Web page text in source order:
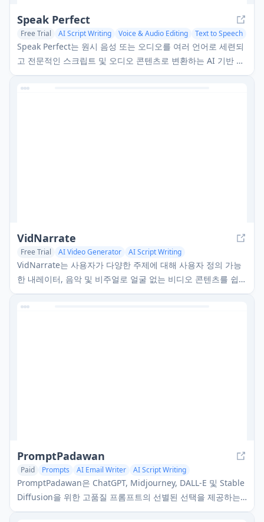
Speak Perfect
Free Trial AI Script Writing Voice & Audio Editing Text to Speech
Speak Perfect는 원시 음성 또는 오디오를 여러 언어로 세련되
고 전문적인 스크립트 및 오디오 콘텐츠로 변환하는 AI 기반 도
구입니다.
VidNarrate
Free Trial AI Video Generator
AI Script Writing
AI Music Generator
VidNarrate는 사용자가 다양한 주제에 대해 사용자 정의 가능
한 내레이터, 음악 및 비주얼로 얼굴 없는 비디오 콘텐츠를 쉽게
생성할 수 있는 AI 기반 플랫폼입니다.
PromptPadawan
Paid Prompts AI Email Writer AI Script Writing
PromptPadawan은 ChatGPT, Midjourney, DALL-E 및 Stable
Diffusion을 위한 고품질 프롬프트의 선별된 선택을 제공하는
최초의 프랑스어 AI 프롬프트 마켓플레이스입니다.